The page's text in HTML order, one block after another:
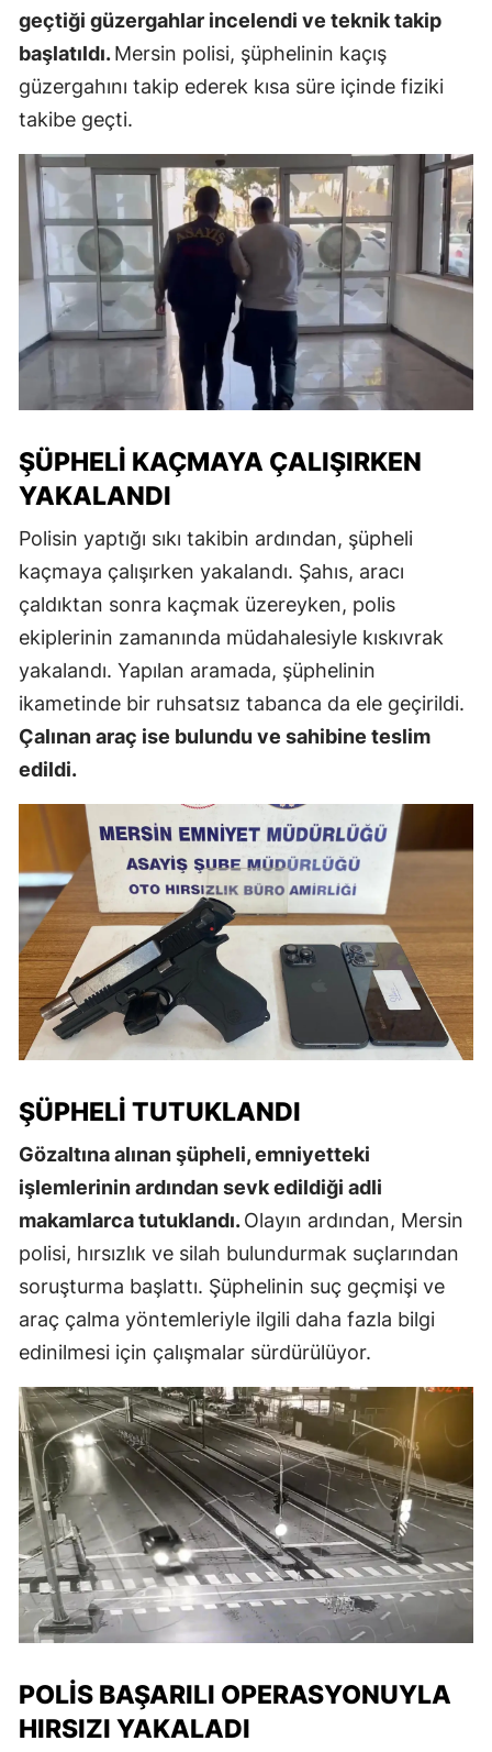
geçtiği güzergahlar incelendi ve teknik takip
başlatıldı.Mersin polisi, şüphelinin kaçış
güzergahını takip ederek kısa süre içinde fiziki
takibe geçti.
ŞÜPHELI KAÇMAYA ÇALIŞIRKEN
YAKALANDI
Polisin yaptığı sıkı takibin ardından, şüpheli
kaçmaya çalışırken yakalandı. Şahıs, aracı
çaldıktan sonra kaçmak üzereyken, polis
ekiplerinin zamanında müdahalesiyle kıskıvrak
yakalandı. Yapılan aramada, şüphelinin
ikametinde bir ruhsatsız tabanca da ele geçirildi.
Çalınan araç ise bulundu ve sahibine teslim
edildi.
ŞÜPHELI TUTUKLANDI
Gözaltına alınan şüpheli, emniyetteki
işlemlerinin ardından sevk edildiği adli
makamlarca tutuklandı.Olayın ardından, Mersin
polisi, hırsızlık ve silah bulundurmak suçlarından
soruşturma başlattı. Şüphelinin suç geçmişi ve
araç çalma yöntemleriyle ilgili daha fazla bilgi
edinilmesi için çalışmalar sürdürülüyor.
POLIS BAŞARILI OPERASYONUYLA
HIRSIZI YAKALADI